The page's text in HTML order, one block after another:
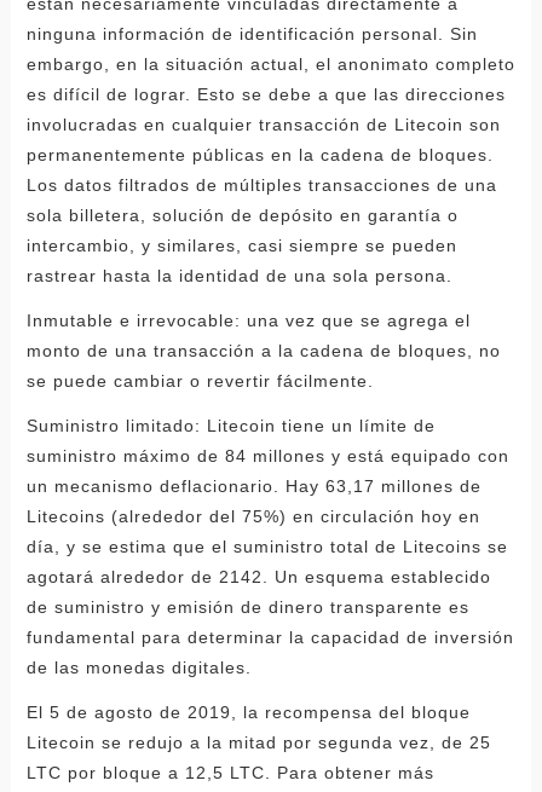
están necesariamente vinculadas directamente a
ninguna información de identificación personal. Sin
embargo, en la situación actual, el anonimato completo
es difícil de lograr. Esto se debe a que las direcciones
involucradas en cualquier transacción de Litecoin son
permanentemente públicas en la cadena de bloques.
Los datos filtrados de múltiples transacciones de una
sola billetera, solución de depósito en garantía o
intercambio, y similares, casi siempre se pueden
rastrear hasta la identidad de una sola persona.
Inmutable e irrevocable: una vez que se agrega el
monto de una transacción a la cadena de bloques, no
se puede cambiar o revertir fácilmente.
Suministro limitado: Litecoin tiene un límite de
suministro máximo de 84 millones y está equipado con
un mecanismo deflacionario. Hay 63,17 millones de
Litecoins (alrededor del 75%) en circulación hoy en
día, y se estima que el suministro total de Litecoins se
agotará alrededor de 2142. Un esquema establecido
de suministro y emisión de dinero transparente es
fundamental para determinar la capacidad de inversión
de las monedas digitales.
El 5 de agosto de 2019, la recompensa del bloque
Litecoin se redujo a la mitad por segunda vez, de 25
LTC por bloque a 12,5 LTC. Para obtener más